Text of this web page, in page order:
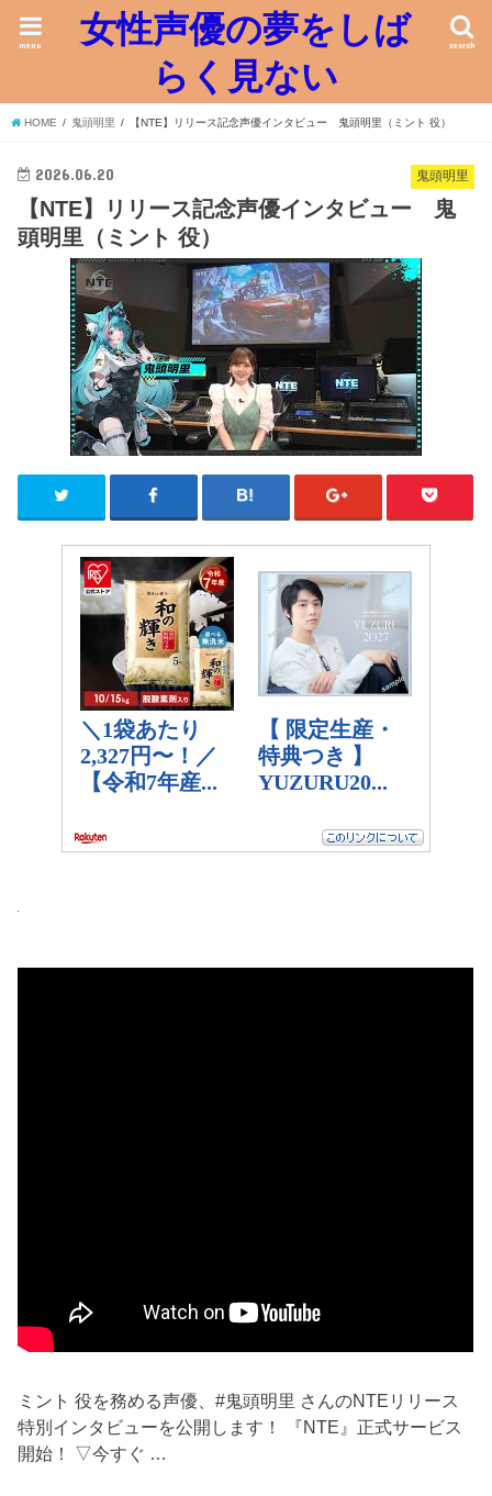
女性声優の夢をしば
らく見ない
search
menu
HOME 鬼頭明里 【NTE】リリース記念声優インタビュー 鬼頭明里（ミント 役）
鬼頭明里
2026.06.20
【NTE】リリース記念声優インタビュー 鬼
頭明里（ミント 役）
ミント 役を務める声優、#鬼頭明里 さんのNTEリリース
特別インタビューを公開します！ 『NTE』正式サービス
開始！ ▽今すぐ …